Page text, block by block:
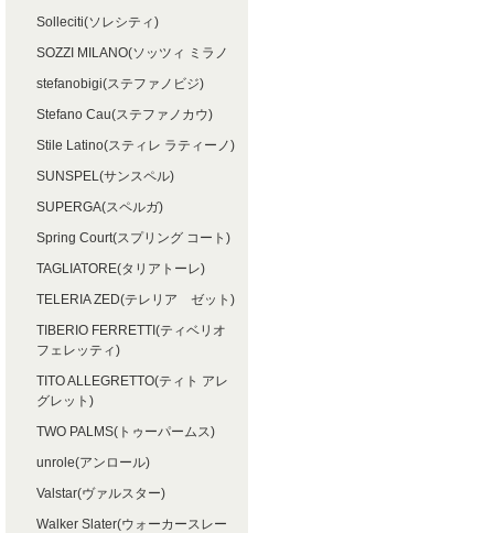
Solleciti(ソレシティ)
SOZZI MILANO(ソッツィ ミラノ
stefanobigi(ステファノビジ)
Stefano Cau(ステファノカウ)
Stile Latino(スティレ ラティーノ)
SUNSPEL(サンスペル)
SUPERGA(スペルガ)
Spring Court(スプリング コート)
TAGLIATORE(タリアトーレ)
TELERIA ZED(テレリア ゼット)
TIBERIO FERRETTI(ティベリオ
フェレッティ)
TITO ALLEGRETTO(ティト アレ
グレット)
TWO PALMS(トゥーパームス)
unrole(アンロール)
Valstar(ヴァルスター)
Walker Slater(ウォーカースレー